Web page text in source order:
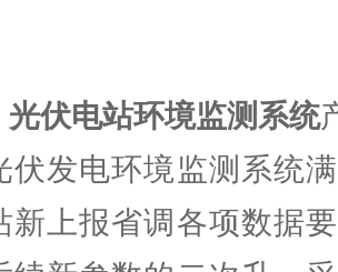
光伏电站环境监测系统
电环境监测系统满
新上报省调各项数据